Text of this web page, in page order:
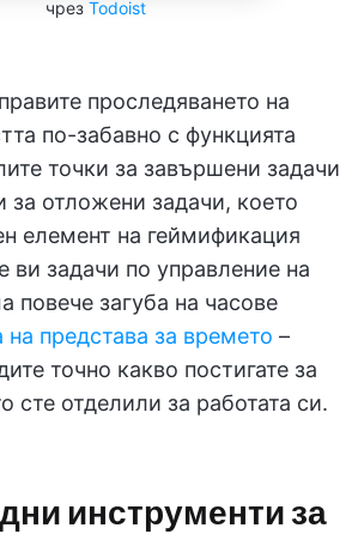
чрез Todoist
проследяването на
по-забавно с функцията
точки за завършени задачи
за отложени задачи, което
елемент на геймификация
ви задачи по управление на
повече загуба на часове
на представа за времето –
точно какво постигате за
сте отделили за работата си.
инструменти за